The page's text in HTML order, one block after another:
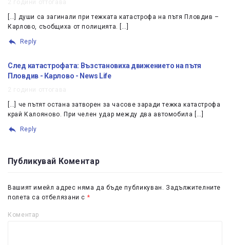
[…] души са загинали при тежката катастрофа на пътя Пловдив –
Карлово, съобщиха от полицията. […]
Reply
След катастрофата: Възстановиха движението на пътя
Пловдив - Карлово - News Life
[…] че пътят остана затворен за часове заради тежка катастрофа
край Калояново. При челен удар между два автомобила […]
Reply
Публикувай Коментар
Вашият имейл адрес няма да бъде публикуван. Задължителните
полета са отбелязани с *
Коментар